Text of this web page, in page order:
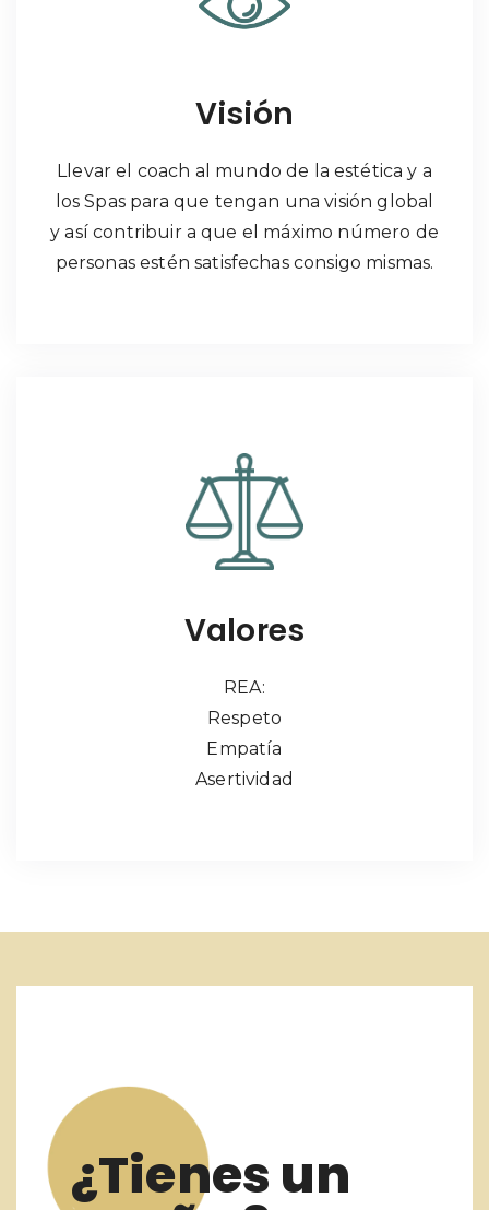
Visión
Llevar el coach al mundo de la estética y a
los Spas para que tengan una visión global
y así contribuir a que el máximo número de
personas estén satisfechas consigo mismas.
Valores
REA:
Respeto
Empatía
Asertividad
¿Tienes un